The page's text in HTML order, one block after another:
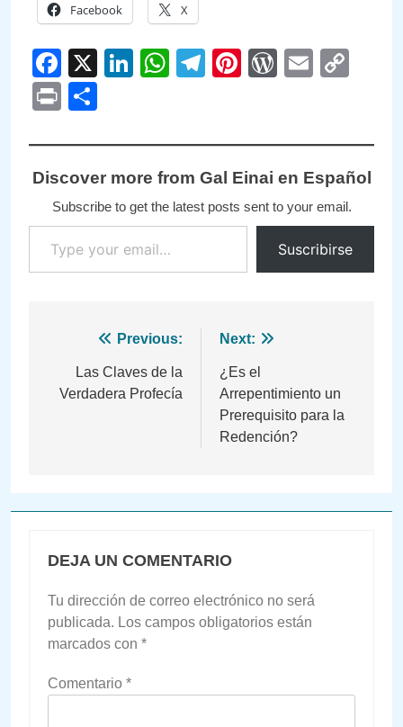
Facebook X
Facebook
X LinkedIn
WhatsApp
Telegram
PinterestEmail
Print
Discover more from Gal Einai en Español
Subscribe to get the latest posts sent to your email.
Type your email…
Suscribirse
Navegación
Previous:
Las Claves de la
Verdadera Profecía
Next:
¿Es el
Arrepentimiento un
Prerequisito para la
Redención?
DEJA UN COMENTARIO
Tu dirección de correo electrónico no será
publicada. Los campos obligatorios están
marcados con *
Comentario *